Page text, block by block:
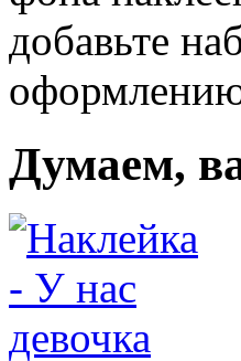
добавьте
оформлению
Думаем,